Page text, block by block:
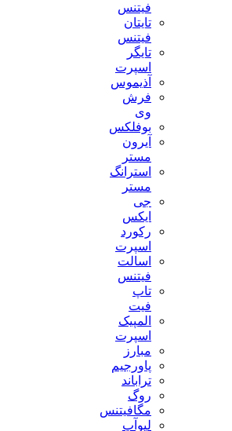
فیتنس
تایتان
فیتنس
تایگر
اسپرت
آذیموس
فرش
بوفلکس
آیرون
استرانگ
جی
رکورد
اسپرت
اسالت
فیتنس
تاپ
المپیک
اسپرت
مبارز
پاورجیم
تراباند
روگ
مگافیتنس
لیوآپ